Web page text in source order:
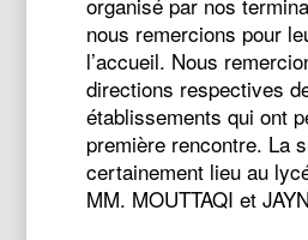
nous remercions pour
l’accueil. Nous
directions respectives
établissements qui ont
première rencontre. La
certainement lieu au
MM. MOUTTAQI et